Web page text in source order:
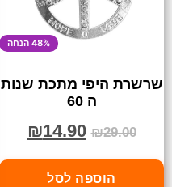
48% הנחה
שרשרת היפי מתכת שנות
ה 60
₪29.00
₪14.90
הוספה לסל